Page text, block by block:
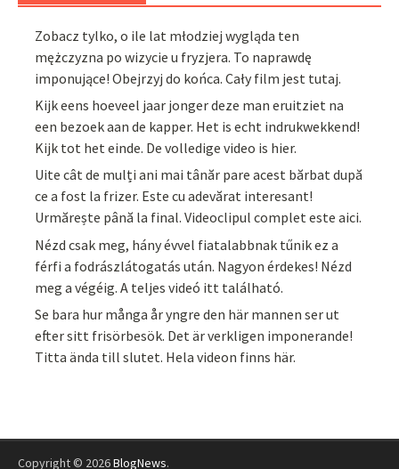
Zobacz tylko, o ile lat młodziej wygląda ten
mężczyzna po wizycie u fryzjera. To naprawdę
imponujące! Obejrzyj do końca. Cały film jest tutaj.
Kijk eens hoeveel jaar jonger deze man eruitziet na
een bezoek aan de kapper. Het is echt indrukwekkend!
Kijk tot het einde. De volledige video is hier.
Uite cât de mulți ani mai tânăr pare acest bărbat după
ce a fost la frizer. Este cu adevărat interesant!
Urmărește până la final. Videoclipul complet este aici.
Nézd csak meg, hány évvel fiatalabbnak tűnik ez a
férfi a fodrászlátogatás után. Nagyon érdekes! Nézd
meg a végéig. A teljes videó itt található.
Se bara hur många år yngre den här mannen ser ut
efter sitt frisörbesök. Det är verkligen imponerande!
Titta ända till slutet. Hela videon finns här.
Copyright © 2026BlogNews.